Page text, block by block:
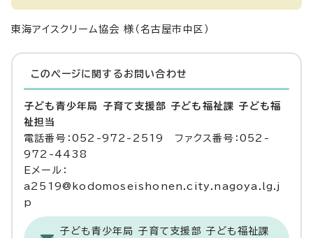
東海アイスクリーム協会 様（名古屋市中区）
このページに関する お問い合わせ
子ども青少年局 子育て支援部 子ども福祉課 子ども福
祉担当
電話番号：052-972-2519 ファクス番号：052-
972-4438
Eメール：
a2519@kodomoseishonen.city.nagoya.lg.j
p
子ども青少年局 子育て支援部 子ども福祉課